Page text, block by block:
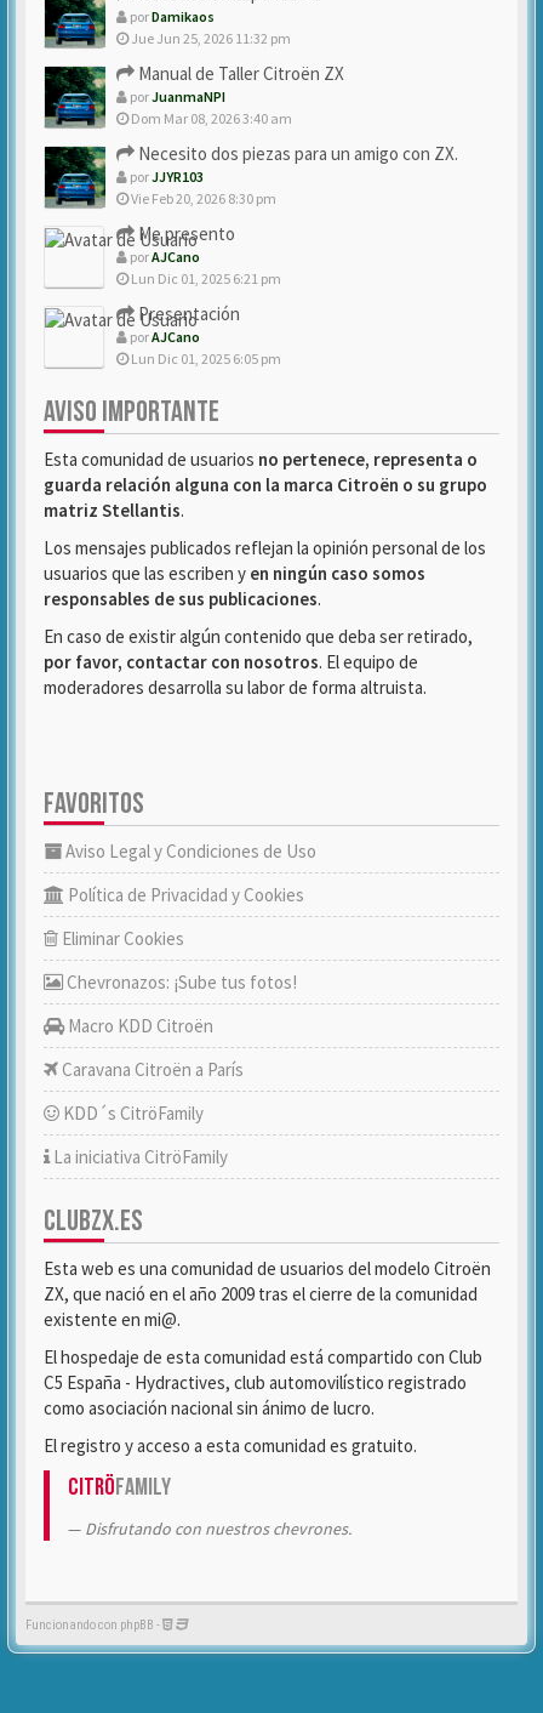
porDamikaos
Jue Jun 25, 2026 11:32 pm
Manual de Taller Citroën ZX
porJuanmaNPI
Dom Mar 08, 2026 3:40 am
Necesito dos piezas para un amigo con ZX.
porJJYR103
Vie Feb 20, 2026 8:30 pm
Me presento
porAJCano
Lun Dic 01, 2025 6:21 pm
Presentación
porAJCano
Lun Dic 01, 2025 6:05 pm
AVISO IMPORTANTE
Esta comunidad de usuarios no pertenece, representa o
guarda relación alguna con la marca Citroën o su grupo
matriz Stellantis.
Los mensajes publicados reflejan la opinión personal de los
usuarios que las escriben y en ningún caso somos
responsables de sus publicaciones.
En caso de existir algún contenido que deba ser retirado,
por favor, contactar con nosotros. El equipo de
moderadores desarrolla su labor de forma altruista.
FAVORITOS
Aviso Legal y Condiciones de Uso
Política de Privacidad y Cookies
Eliminar Cookies
Chevronazos: ¡Sube tus fotos!
Macro KDD Citroën
Caravana Citroën a París
KDD´s CitröFamily
La iniciativa CitröFamily
CLUBZX.ES
Esta web es una comunidad de usuarios del modelo Citroën
ZX, que nació en el año 2009 tras el cierre de la comunidad
existente en mi@.
El hospedaje de esta comunidad está compartido con Club
C5 España - Hydractives, club automovilístico registrado
como asociación nacional sin ánimo de lucro.
El registro y acceso a esta comunidad es gratuito.
CitröFamily
Disfrutando con nuestros chevrones.
Funcionando con phpBB -